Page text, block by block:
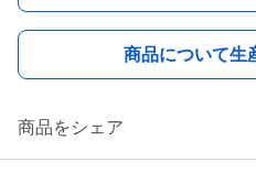
商品について生
商品をシェア